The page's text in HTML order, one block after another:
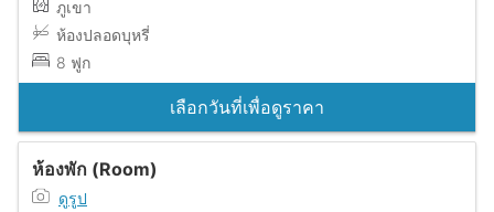
ภูเขา
ห้องปลอดบุหรี่
8 ฟูก
เลือกวันที่เพื่อดูราคา
ห้องพัก (Room)
ดูรูป